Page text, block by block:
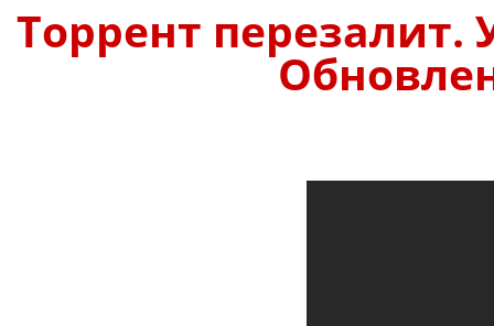
Торрент перезалит.